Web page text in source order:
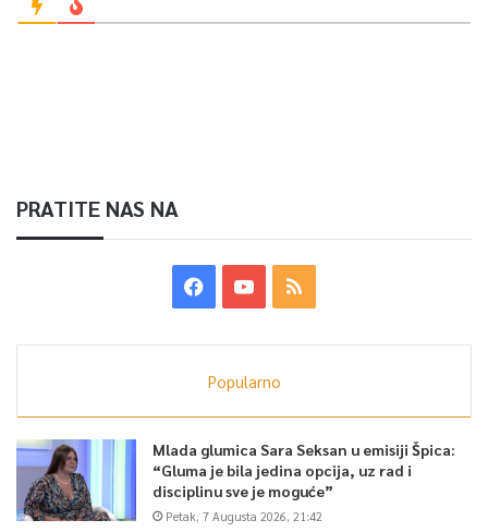
PRATITE NAS NA
Popularno
Mlada glumica Sara Seksan u emisiji Špica:
“Gluma je bila jedina opcija, uz rad i
disciplinu sve je moguće”
Petak, 7 Augusta 2026, 21:42